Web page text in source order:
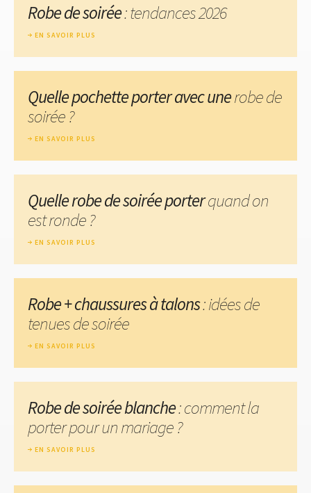
Robe de soirée: tendances 2026
EN SAVOIR PLUS
Quelle pochette porter avec unerobe de
soirée ?
EN SAVOIR PLUS
Quelle robe de soirée porterquand on
est ronde ?
EN SAVOIR PLUS
Robe + chaussures à talons: idées de
tenues de soirée
EN SAVOIR PLUS
Robe de soirée blanche: comment la
porter pour un mariage ?
EN SAVOIR PLUS